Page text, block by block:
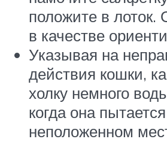
положите в лоток.
в качестве
Указывая на
действия кошки,
холку немного
когда она
неположенном